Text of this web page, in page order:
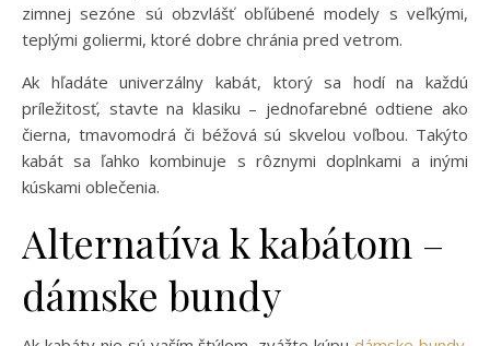
zimnej sezóne sú obzvlášť obľúbené modely s veľkými,
teplými goliermi, ktoré dobre chránia pred vetrom.
Ak hľadáte univerzálny kabát, ktorý sa hodí na každú
príležitosť, stavte na klasiku – jednofarebné odtiene ako
čierna, tmavomodrá či béžová sú skvelou voľbou. Takýto
kabát sa ľahko kombinuje s rôznymi doplnkami a inými
kúskami oblečenia.
Alternatíva k kabátom –
dámske bundy